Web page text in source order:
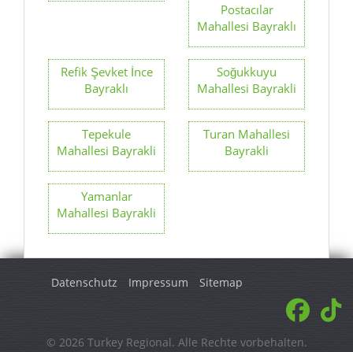
Postacılar
Mahallesi Bayraklı
Refik Şevket İnce
Bayraklı
Soğukkuyu
Mahallesi Bayrakli
Tepekule
Mahallesi Bayrakli
Turan Mahallesi
Bayrakli
Yamanlar
Mahallesi Bayrakli
Datenschutz Impressum Sitemap
© 2026 Turkey Regional. Alle Rechte vorbehalten.